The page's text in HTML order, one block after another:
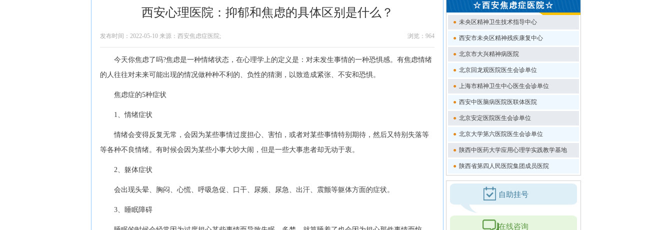
西安心理医院：抑郁和焦虑的具体区别是什么？
发布时间：2022-05-10 来源：西安焦虑症医院; 浏览：964
今天你焦虑了吗?焦虑是一种情绪状态，在心理学上的定义是：对未发生事情的一种恐惧感。有焦虑情绪
的人往往对未来可能出现的情况做种种不利的、负性的猜测，以致造成紧张、不安和恐惧。
焦虑症的5种症状
1、情绪症状
情绪会变得反复无常，会因为某些事情过度担心、害怕，或者对某些事情特别期待，然后又特别失落等
等各种不良情绪。有时候会因为某些小事大吵大闹，但是一些大事患者却无动于衷。
2、躯体症状
会出现头晕、胸闷、心慌、呼吸急促、口干、尿频、尿急、出汗、震颤等躯体方面的症状。
3、睡眠障碍
☆西安焦虑症医院☆
● 未央区精神卫生技术指导中心
● 西安市未央区精神残疾康复中心
● 北京市大兴精神病医院
● 北京回龙观医院医生会诊单位
● 上海市精神卫生中心医生会诊单位
● 西安中医脑病医院医联体医院
● 北京安定医院医生会诊单位
● 北京大学第六医院医生会诊单位
● 陕西中医药大学应用心理学实践教学基地
● 陕西省第四人民医院集团成员医院
自助挂号
在线咨询